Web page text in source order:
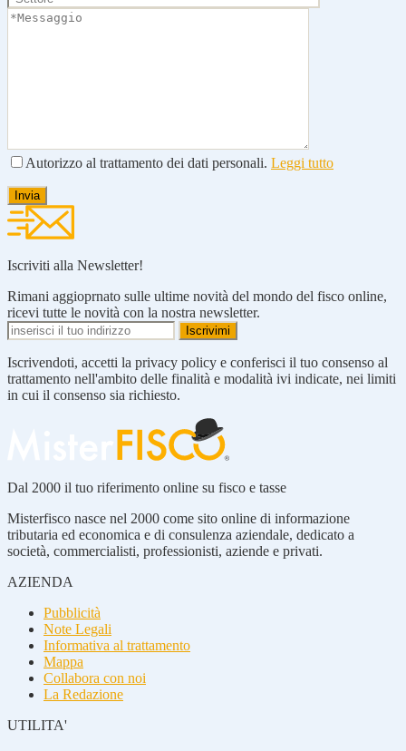
Autorizzo al trattamento dei dati personali. Leggi tutto
Iscriviti alla Newsletter!
Rimani aggioprnato sulle ultime novità del mondo del fisco online,
ricevi tutte le novità con la nostra newsletter.
Iscrivendoti, accetti la privacy policy e conferisci il tuo consenso al
trattamento nell'ambito delle finalità e modalità ivi indicate, nei limiti
in cui il consenso sia richiesto.
Dal 2000 il tuo riferimento online su fisco e tasse
Misterfisco nasce nel 2000 come sito online di informazione
tributaria ed economica e di consulenza aziendale, dedicato a
società, commercialisti, professionisti, aziende e privati.
AZIENDA
Pubblicità
Note Legali
Informativa al trattamento
Mappa
Collabora con noi
La Redazione
UTILITA'